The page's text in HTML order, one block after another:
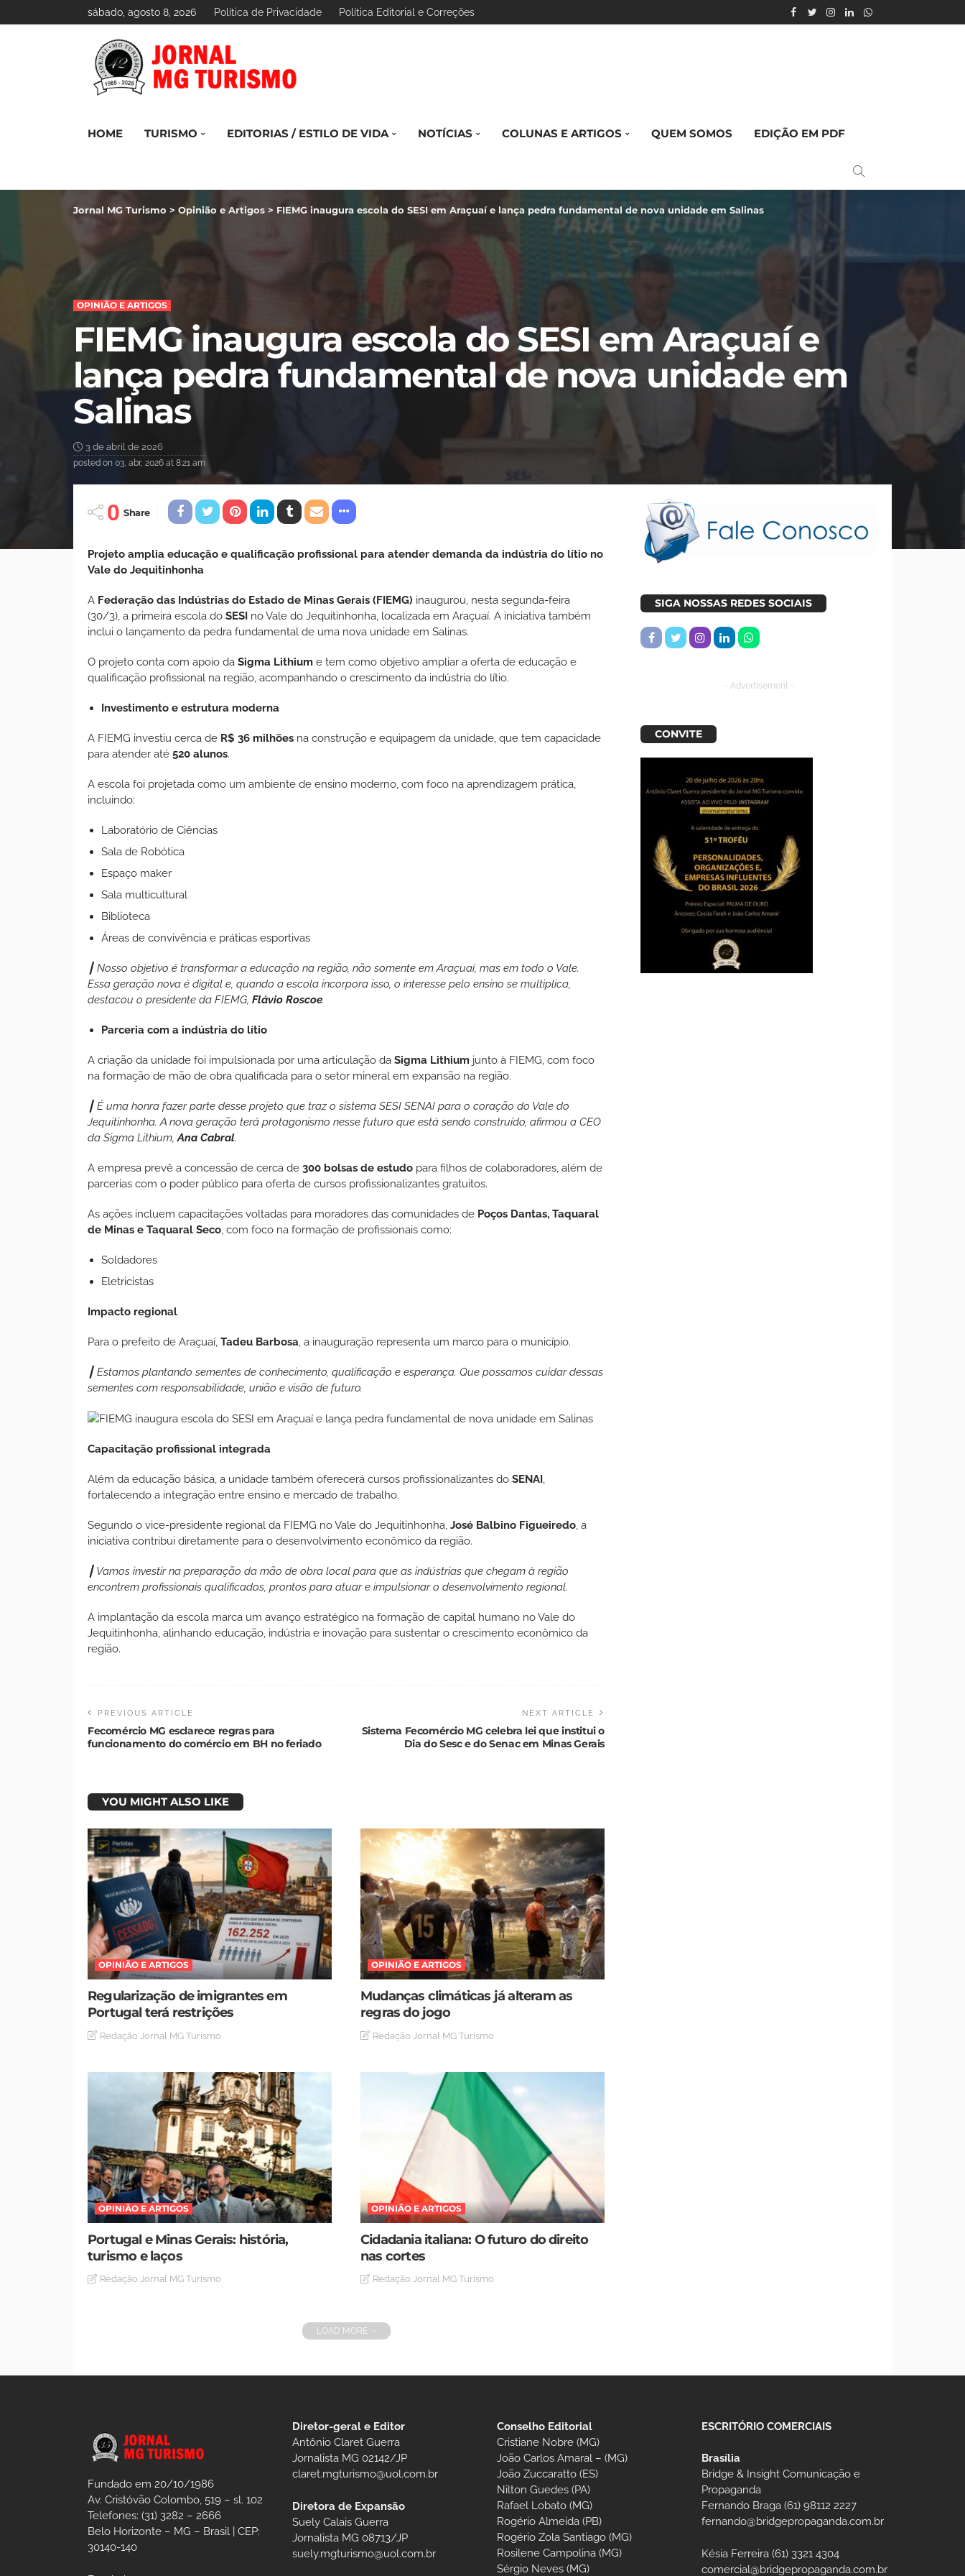
sábado, agosto 8, 2026 Política de Privacidade Política Editorial e Correções
HOME TURISMO EDITORIAS / ESTILO DE VIDA NOTÍCIAS COLUNAS E ARTIGOS QUEM SOMOS EDIÇÃO EM PDF
Jornal MG Turismo > Opinião e Artigos > FIEMG inaugura escola do SESI em Araçuaí e lança pedra fundamental de nova unidade em Salinas
OPINIÃO E ARTIGOS
FIEMG inaugura escola do SESI em Araçuaí e
lança pedra fundamental de nova unidade em
Salinas
3 de abril de 2026
posted on 03, abr, 2026 at 8:21 am
0 Share
Projeto amplia educação e qualificação profissional para atender demanda da indústria do lítio no
Vale do Jequitinhonha
A Federação das Indústrias do Estado de Minas Gerais (FIEMG) inaugurou, nesta segunda-feira
(30/3), a primeira escola do SESI no Vale do Jequitinhonha, localizada em Araçuaí. A iniciativa também
inclui o lançamento da pedra fundamental de uma nova unidade em Salinas.
O projeto conta com apoio da Sigma Lithium e tem como objetivo ampliar a oferta de educação e
qualificação profissional na região, acompanhando o crescimento da indústria do lítio.
Investimento e estrutura moderna
A FIEMG investiu cerca de R$ 36 milhões na construção e equipagem da unidade, que tem capacidade
para atender até 520 alunos.
A escola foi projetada como um ambiente de ensino moderno, com foco na aprendizagem prática,
incluindo:
Laboratório de Ciências
Sala de Robótica
Espaço maker
Sala multicultural
Biblioteca
Áreas de convivência e práticas esportivas
┃ Nosso objetivo é transformar a educação na região, não somente em Araçuaí, mas em todo o Vale.
Essa geração nova é digital e, quando a escola incorpora isso, o interesse pelo ensino se multiplica,
destacou o presidente da FIEMG, Flávio Roscoe.
Parceria com a indústria do lítio
A criação da unidade foi impulsionada por uma articulação da Sigma Lithium junto à FIEMG, com foco
na formação de mão de obra qualificada para o setor mineral em expansão na região.
┃ É uma honra fazer parte desse projeto que traz o sistema SESI SENAI para o coração do Vale do
Jequitinhonha. A nova geração terá protagonismo nesse futuro que está sendo construído, afirmou a CEO
da Sigma Lithium,Ana Cabral.
A empresa prevê a concessão de cerca de 300 bolsas de estudo para filhos de colaboradores, além de
parcerias com o poder público para oferta de cursos profissionalizantes gratuitos.
As ações incluem capacitações voltadas para moradores das comunidades de Poços Dantas, Taquaral
de Minas e Taquaral Seco, com foco na formação de profissionais como:
Soldadores
Eletricistas
Impacto regional
Para o prefeito de Araçuaí, Tadeu Barbosa, a inauguração representa um marco para o município.
┃ Estamos plantando sementes de conhecimento, qualificação e esperança. Que possamos cuidar dessas
sementes com responsabilidade, união e visão de futuro.
Capacitação profissional integrada
Além da educação básica, a unidade também oferecerá cursos profissionalizantes do SENAI,
fortalecendo a integração entre ensino e mercado de trabalho.
Segundo o vice-presidente regional da FIEMG no Vale do Jequitinhonha, José Balbino Figueiredo, a
iniciativa contribui diretamente para o desenvolvimento econômico da região.
┃ Vamos investir na preparação da mão de obra local para que as indústrias que chegam à região
encontrem profissionais qualificados, prontos para atuar e impulsionar o desenvolvimento regional.
A implantação da escola marca um avanço estratégico na formação de capital humano no Vale do
Jequitinhonha, alinhando educação, indústria e inovação para sustentar o crescimento econômico da
região.
PREVIOUS ARTICLE
Fecomércio MG esclarece regras para
funcionamento do comércio em BH no feriado
NEXT ARTICLE
Sistema Fecomércio MG celebra lei que institui o
Dia do Sesc e do Senac em Minas Gerais
YOU MIGHT ALSO LIKE
OPINIÃO E ARTIGOS
Regularização de imigrantes em
Portugal terá restrições
Redação Jornal MG Turismo
OPINIÃO E ARTIGOS
Mudanças climáticas já alteram as
regras do jogo
Redação Jornal MG Turismo
OPINIÃO E ARTIGOS
Portugal e Minas Gerais: história,
turismo e laços
Redação Jornal MG Turismo
OPINIÃO E ARTIGOS
Cidadania italiana: O futuro do direito
nas cortes
Redação Jornal MG Turismo
LOAD MORE
SIGA NOSSAS REDES SOCIAIS
- Advertisement -
CONVITE
Fundado em 20/10/1986
Av. Cristóvão Colombo, 519 – sl. 102
Telefones: (31) 3282 – 2666
Belo Horizonte – MG – Brasil | CEP:
30140-140
Diretor-geral e Editor
Antônio Claret Guerra
Jornalista MG 02142/JP
claret.mgturismo@uol.com.br
Diretora de Expansão
Suely Calais Guerra
Jornalista MG 08713/JP
suely.mgturismo@uol.com.br
Conselho Editorial
Cristiane Nobre (MG)
João Carlos Amaral – (MG)
João Zuccaratto (ES)
Nilton Guedes (PA)
Rafael Lobato (MG)
Rogério Almeida (PB)
Rogério Zola Santiago (MG)
Rosilene Campolina (MG)
Sérgio Neves (MG)
ESCRITÓRIO COMERCIAIS
Brasília
Bridge & Insight Comunicação e
Propaganda
Fernando Braga (61) 98112 2227
fernando@bridgepropaganda.com.br
Késia Ferreira (61) 3321 4304
comercial@bridgepropaganda.com.br